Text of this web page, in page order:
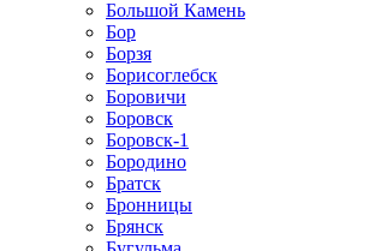
Большой Камень
Бор
Борзя
Борисоглебск
Боровичи
Боровск
Боровск-1
Бородино
Братск
Бронницы
Брянск